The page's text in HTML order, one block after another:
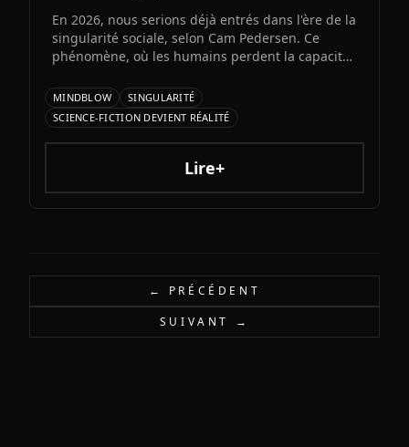
En 2026, nous serions déjà entrés dans l'ère de la
singularité sociale, selon Cam Pedersen. Ce
phénomène, où les humains perdent la capacité
artificielles, précéderait la singularité
technologique attendue pour 2034.
MINDBLOW
SINGULARITÉ
SCIENCE-FICTION DEVIENT RÉALITÉ
Lire+
← PRÉCÉDENT
SUIVANT →